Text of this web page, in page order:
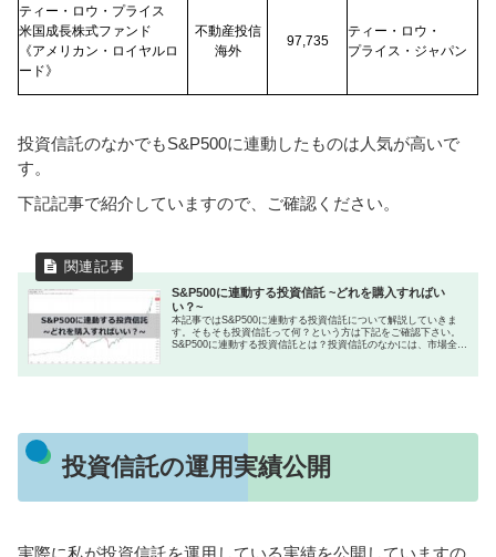
ティー・ロウ・プライス
米国成長株式ファンド
《アメリカン・ロイヤルロ
ード》
不動産投信
海外
97,735
ティー・ロウ・
プライス・ジャパン
投資信託のなかでもS&P500に連動したものは人気が高いで
す。
下記記事で紹介していますので、ご確認ください。
S&P500に連動する投資信託 ~どれを購入すればい
い？~
本記事ではS&P500に連動する投資信託について解説していきま
す。そもそも投資信託って何？という方は下記をご確認下さい。
S&P500に連動する投資信託とは？投資信託のなかには、市場全体
投資信託の運用実績公開
実際に私が投資信託を運用している実績を公開していますの